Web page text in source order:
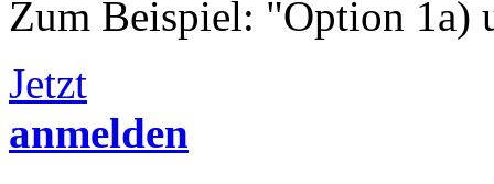
Zum Beispiel: "Option 1a)
Jetzt
anmelden